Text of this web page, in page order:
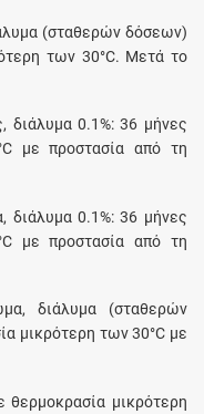
(σταθερών δόσεων)
των 30°C. Μετά το
διάλυμα 0.1%: 36 μήνες
με προστασία από τη
διάλυμα 0.1%: 36 μήνες
με προστασία από τη
διάλυμα (σταθερών
μικρότερη των 30°C με
θερμοκρασία μικρότερη